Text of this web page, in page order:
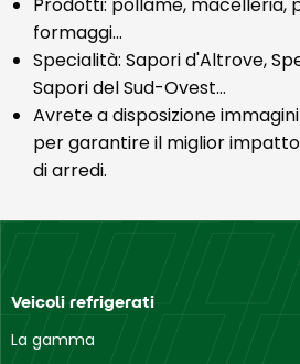
Prodotti: pollame, macelleria,
formaggi...
Specialità: Sapori d'Altrove,
Sapori del Sud-Ovest...
Avrete a disposizione
per garantire il miglior
di arredi.
Veicoli refrigerati
La gamma